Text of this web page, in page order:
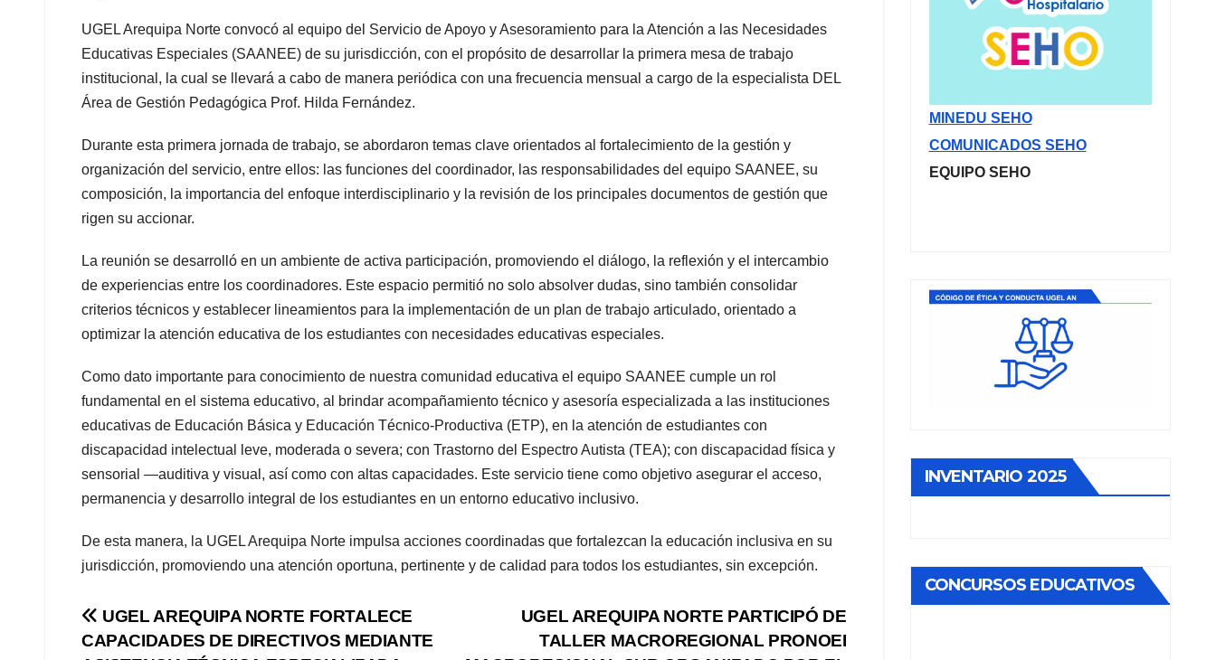
UGEL Arequipa Norte convocó al equipo del Servicio de Apoyo y Asesoramiento para la Atención a las Necesidades
Educativas Especiales (SAANEE) de su jurisdicción, con el propósito de desarrollar la primera mesa de trabajo
institucional, la cual se llevará a cabo de manera periódica con una frecuencia mensual a cargo de la especialista DEL
Área de Gestión Pedagógica Prof. Hilda Fernández.
Durante esta primera jornada de trabajo, se abordaron temas clave orientados al fortalecimiento de la gestión y
organización del servicio, entre ellos: las funciones del coordinador, las responsabilidades del equipo SAANEE, su
composición, la importancia del enfoque interdisciplinario y la revisión de los principales documentos de gestión que
rigen su accionar.
La reunión se desarrolló en un ambiente de activa participación, promoviendo el diálogo, la reflexión y el intercambio
de experiencias entre los coordinadores. Este espacio permitió no solo absolver dudas, sino también consolidar
criterios técnicos y establecer lineamientos para la implementación de un plan de trabajo articulado, orientado a
optimizar la atención educativa de los estudiantes con necesidades educativas especiales.
Como dato importante para conocimiento de nuestra comunidad educativa el equipo SAANEE cumple un rol
fundamental en el sistema educativo, al brindar acompañamiento técnico y asesoría especializada a las instituciones
educativas de Educación Básica y Educación Técnico-Productiva (ETP), en la atención de estudiantes con
discapacidad intelectual leve, moderada o severa; con Trastorno del Espectro Autista (TEA); con discapacidad física y
sensorial —auditiva y visual, así como con altas capacidades. Este servicio tiene como objetivo asegurar el acceso,
permanencia y desarrollo integral de los estudiantes en un entorno educativo inclusivo.
De esta manera, la UGEL Arequipa Norte impulsa acciones coordinadas que fortalezcan la educación inclusiva en su
jurisdicción, promoviendo una atención oportuna, pertinente y de calidad para todos los estudiantes, sin excepción.
Navegación
UGEL AREQUIPA NORTE PARTICIPÓ DE
TALLER MACROREGIONAL PRONOEI
UGEL AREQUIPA NORTE FORTALECE
CAPACIDADES DE DIRECTIVOS MEDIANTE
MINEDU SEHO
COMUNICADOS SEHO
EQUIPO SEHO
INVENTARIO 2025
CONCURSOS EDUCATIVOS